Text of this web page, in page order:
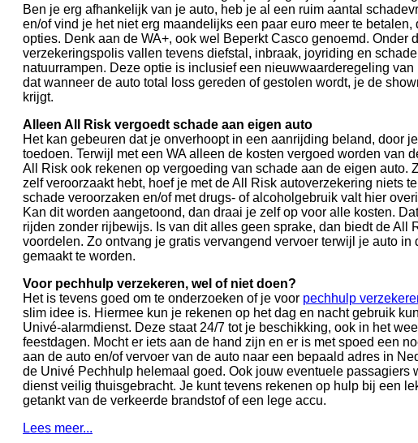
Ben je erg afhankelijk van je auto, heb je al een ruim aantal
en/of vind je het niet erg maandelijks een paar euro meer te betalen,
opties. Denk aan de WA+, ook wel Beperkt Casco genoemd. Onder
verzekeringspolis vallen tevens diefstal, inbraak, joyriding en
natuurrampen. Deze optie is inclusief een nieuwwaarderegeling van
dat wanneer de auto total loss gereden of gestolen wordt, je de
krijgt.
Alleen All Risk vergoedt schade aan eigen auto
Het kan gebeuren dat je onverhoopt in een aanrijding beland, door
toedoen. Terwijl met een WA alleen de kosten vergoed worden van
All Risk ook rekenen op vergoeding van schade aan de eigen auto.
zelf veroorzaakt hebt, hoef je met de All Risk autoverzekering niets
schade veroorzaken en/of met drugs- of alcoholgebruik valt hier
Kan dit worden aangetoond, dan draai je zelf op voor alle kosten.
rijden zonder rijbewijs. Is van dit alles geen sprake, dan biedt de All
voordelen. Zo ontvang je gratis vervangend vervoer terwijl je auto in
gemaakt te worden.
Voor pechhulp verzekeren, wel of niet doen?
Het is tevens goed om te onderzoeken of je voor pechhulp
slim idee is. Hiermee kun je rekenen op het dag en nacht gebruik
Univé-alarmdienst. Deze staat 24/7 tot je beschikking, ook in het
feestdagen. Mocht er iets aan de hand zijn en er is met spoed een
aan de auto en/of vervoer van de auto naar een bepaald adres in
de Univé Pechhulp helemaal goed. Ook jouw eventuele passagiers
dienst veilig thuisgebracht. Je kunt tevens rekenen op hulp bij een
getankt van de verkeerde brandstof of een lege accu.
Lees meer...